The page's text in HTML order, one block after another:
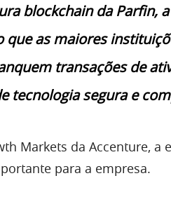
blockchain da Parfin,
as maiores
transações de
tecnologia segura e
Markets da Accenture, a
para a empresa.